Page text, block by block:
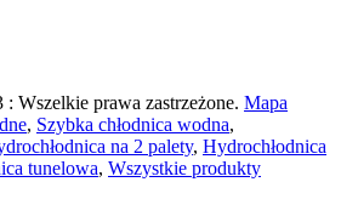
Wszelkie prawa zastrzeżone. Mapa
, Szybka chłodnica wodna,
na 2 palety, Hydrochłodnica
tunelowa, Wszystkie produkty